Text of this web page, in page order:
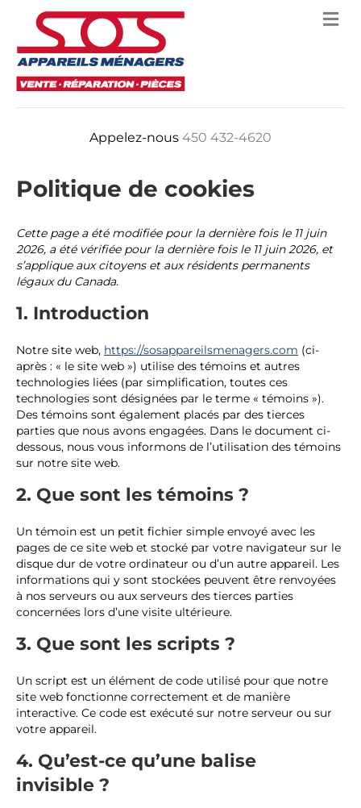
Appelez-nous 450 432-4620
M
E
Politique de cookies
Cette page a été modifiée pour la dernière fois le 11 juin
2026, a été vérifiée pour la dernière fois le 11 juin 2026, et
s’applique aux citoyens et aux résidents permanents
légaux du Canada.
1. Introduction
Notre site web, https://sosappareilsmenagers.com (ci-
après : « le site web ») utilise des témoins et autres
technologies liées (par simplification, toutes ces
technologies sont désignées par le terme « témoins »).
Des témoins sont également placés par des tierces
parties que nous avons engagées. Dans le document ci-
dessous, nous vous informons de l’utilisation des témoins
sur notre site web.
2. Que sont les témoins ?
Un témoin est un petit fichier simple envoyé avec les
pages de ce site web et stocké par votre navigateur sur le
disque dur de votre ordinateur ou d’un autre appareil. Les
informations qui y sont stockées peuvent être renvoyées
à nos serveurs ou aux serveurs des tierces parties
concernées lors d’une visite ultérieure.
3. Que sont les scripts ?
Un script est un élément de code utilisé pour que notre
site web fonctionne correctement et de manière
interactive. Ce code est exécuté sur notre serveur ou sur
votre appareil.
4. Qu’est-ce qu’une balise
invisible ?